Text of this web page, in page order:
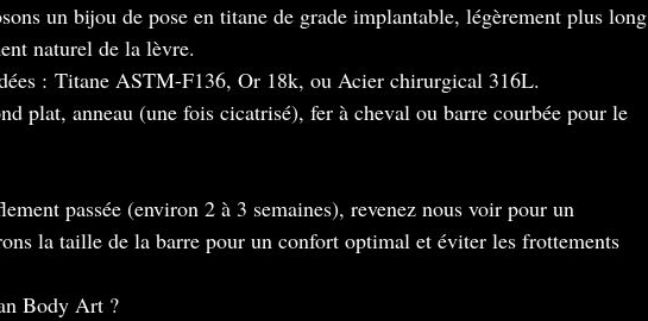
un bijou de pose en titane de grade implantable, légèrement plus long
naturel de la lèvre.
: Titane ASTM-F136, Or 18k, ou Acier chirurgical 316L.
plat, anneau (une fois cicatrisé), fer à cheval ou barre courbée pour le
passée (environ 2 à 3 semaines), revenez nous voir pour un
la taille de la barre pour un confort optimal et éviter les frottements
Body Art ?